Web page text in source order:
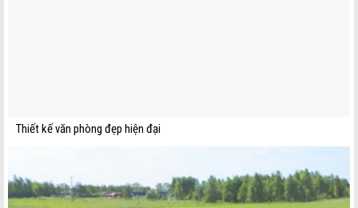
Thiết kế văn phòng đẹp hiện đại